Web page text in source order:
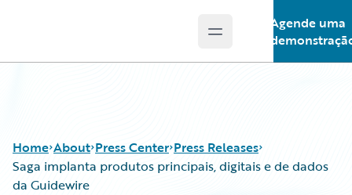
Open main menu
Agende uma
Home About Press Center Press Releases
Saga implanta produtos principais, digitais e de dados
da Guidewire